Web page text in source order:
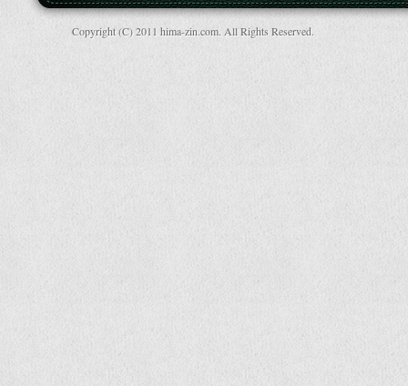
Copyright (C) 2011 hima-zin.com. All Rights Reserved.